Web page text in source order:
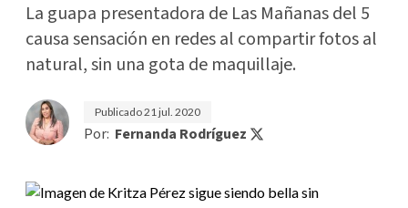
La guapa presentadora de Las Mañanas del 5
causa sensación en redes al compartir fotos al
natural, sin una gota de maquillaje.
Publicado21 jul. 2020
Por: Fernanda Rodríguez